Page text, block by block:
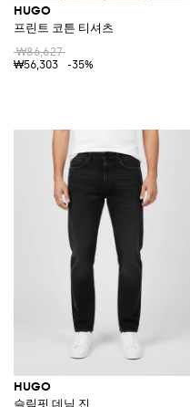
HUGO
프린트 코튼 티셔츠
₩86,627
₩56,303
-35%
HUGO
슬림핏 데님 진